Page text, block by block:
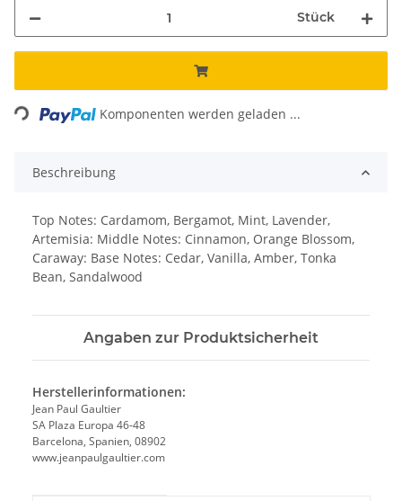
Stück
Loading... Komponenten werden geladen ...
Beschreibung
Top Notes: Cardamom, Bergamot, Mint, Lavender,
Artemisia: Middle Notes: Cinnamon, Orange Blossom,
Caraway: Base Notes: Cedar, Vanilla, Amber, Tonka
Bean, Sandalwood
Angaben zur Produktsicherheit
Herstellerinformationen:
Jean Paul Gaultier
SA Plaza Europa 46-48
Barcelona, Spanien, 08902
www.jeanpaulgaultier.com